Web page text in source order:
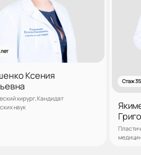
Ксения
хирург, Кандидат
наук
Стаж